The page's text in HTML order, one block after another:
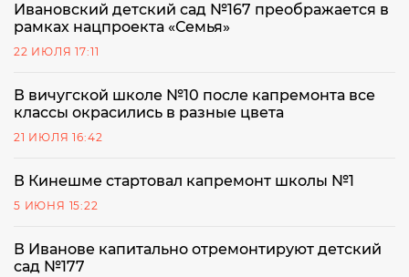
Ивановский детский сад №167 преображается в
рамках нацпроекта «Семья»
22 ИЮЛЯ 17:11
В вичугской школе №10 после капремонта все
классы окрасились в разные цвета
21 ИЮЛЯ 16:42
В Кинешме стартовал капремонт школы №1
5 ИЮНЯ 15:22
В Иванове капитально отремонтируют детский
сад №177